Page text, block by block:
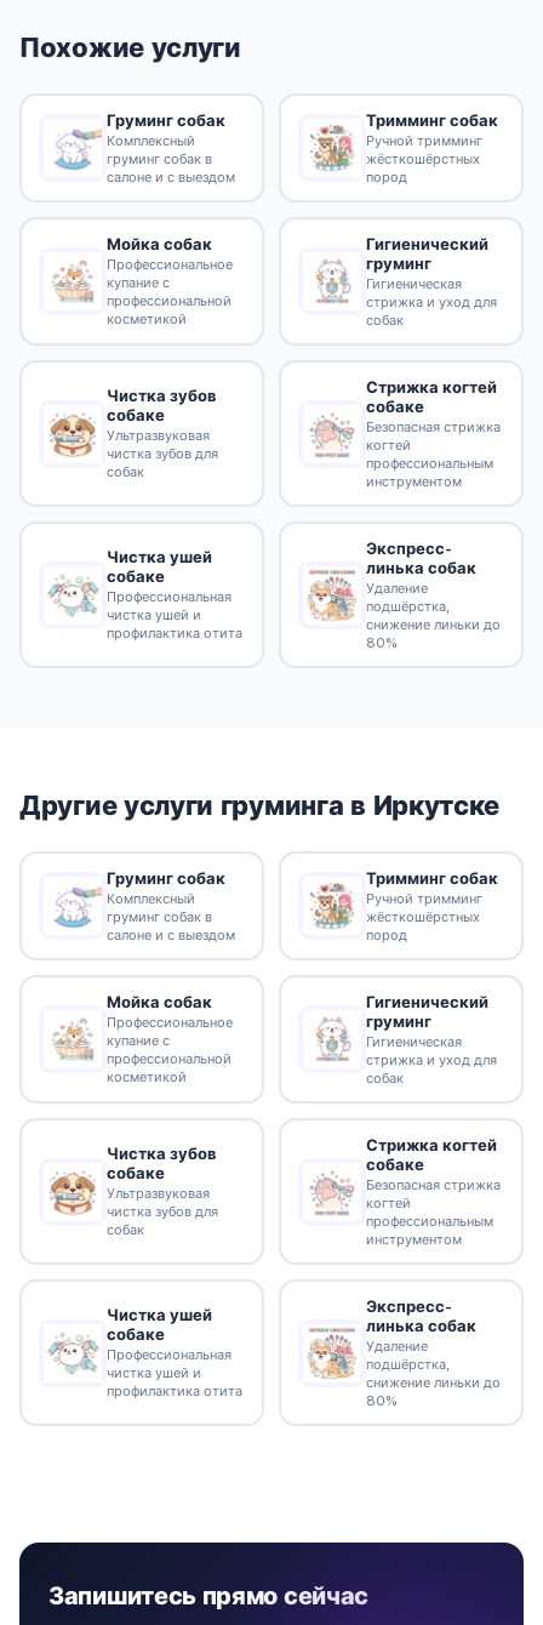
Похожие услуги
Груминг собак
Комплексный
груминг собак в
салоне и с выездом
Тримминг собак
Ручной тримминг
жёсткошёрстных
пород
Мойка собак
Профессиональное
купание с
профессиональной
косметикой
Гигиенический
груминг
Гигиеническая
стрижка и уход для
собак
Чистка зубов
собаке
Ультразвуковая
чистка зубов для
собак
Стрижка когтей
собаке
Безопасная стрижка
когтей
профессиональным
инструментом
Чистка ушей
собаке
Профессиональная
чистка ушей и
профилактика отита
Экспресс-
линька собак
Удаление
подшёрстка,
снижение линьки до
80%
Другие услуги груминга в Иркутске
Груминг собак
Комплексный
груминг собак в
салоне и с выездом
Тримминг собак
Ручной тримминг
жёсткошёрстных
пород
Мойка собак
Профессиональное
купание с
профессиональной
косметикой
Гигиенический
груминг
Гигиеническая
стрижка и уход для
собак
Чистка зубов
собаке
Ультразвуковая
чистка зубов для
собак
Стрижка когтей
собаке
Безопасная стрижка
когтей
профессиональным
инструментом
Чистка ушей
собаке
Профессиональная
чистка ушей и
профилактика отита
Экспресс-
линька собак
Удаление
подшёрстка,
снижение линьки до
80%
Запишитесь прямо сейчас